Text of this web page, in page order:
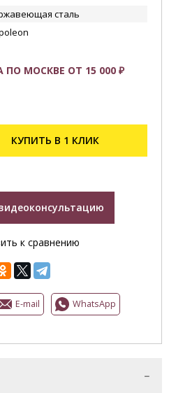
сталь
МОСКВЕ ОТ 15 000 ₽
КУПИТЬ В 1 КЛИК
к сравнению
E-mail WhatsApp